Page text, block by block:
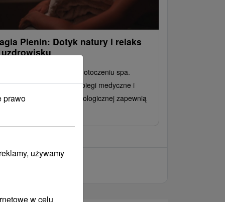
Pienin: Dotyk natury i relaks
noce relaksu w spokojnym otoczeniu spa.
w formie HB, zabiegi medyczne i
do centrum odnowy biologicznej zapewnią
prawo
używamy
w celu